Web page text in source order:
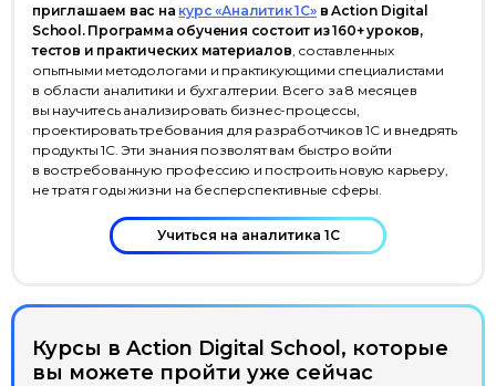
приглашаем вас на курс «Аналитик 1С» в Action Digital
School. Программа обучения состоит из 160+ уроков,
тестов и практических материалов , составленных
опытными методологами и практикующими специалистами
в области аналитики и бухгалтерии. Всего за 8 месяцев
вы научитесь анализировать бизнес-процессы,
проектировать требования для разработчиков 1С и внедрять
продукты 1С. Эти знания позволят вам быстро войти
в востребованную профессию и построить новую карьеру,
не тратя годы жизни на бесперспективные сферы.
Учиться на аналитика 1С
Курсы в Action Digital School, которые
вы можете пройти уже сейчас
Политика обработки
персональных данных
Информация на сайте носит
информационный характер
и не является публичной офертой
(ст. 437 ГК РФ)
Использование файлов cookie
Условия акции с OZON и Xiaomi